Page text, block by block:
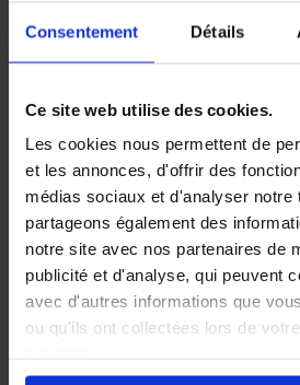
Consentement Détails
Ce site web utilise des cookies.
Les cookies nous permettent de
et les annonces, d'offrir des
médias sociaux et d'analyser notre
partageons également des
notre site avec nos partenaires de
publicité et d'analyse, qui peuvent
avec d'autres informations que
ou qu'ils ont collectées lors de
En cliquant sur le boutonValider
CONDITIONNEMENT
EMBALLAGES
Les meilleurs produits aux
meilleurs prix